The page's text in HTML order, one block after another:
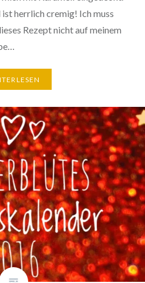
herrlich cremig! Ich muss
Rezept nicht auf meinem